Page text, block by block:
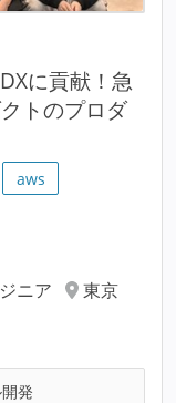
に貢献！急
トのプロダ
aws
ニア
東京
発